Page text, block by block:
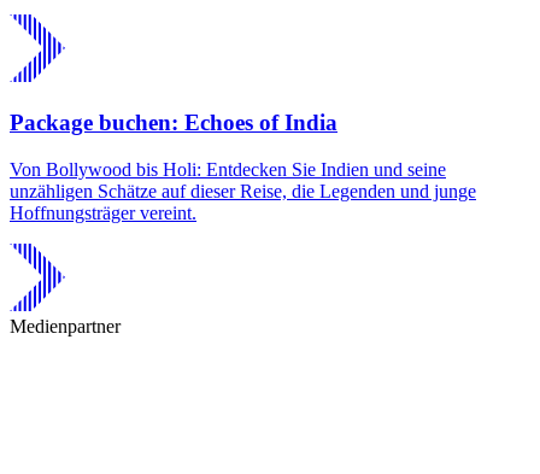
Package buchen: Echoes of India
Von Bollywood bis Holi: Entdecken Sie Indien und seine
unzähligen Schätze auf dieser Reise, die Legenden und junge
Hoffnungsträger vereint.
Medienpartner